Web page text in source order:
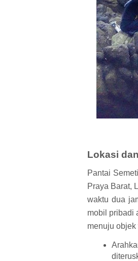
Lokasi
Pantai
Praya Barat,
waktu dua
mobil pribadi
menuju